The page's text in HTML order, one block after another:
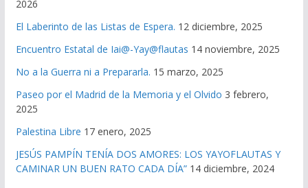
2026
El Laberinto de las Listas de Espera. 12 diciembre, 2025
Encuentro Estatal de Iai@-Yay@flautas 14 noviembre, 2025
No a la Guerra ni a Prepararla. 15 marzo, 2025
Paseo por el Madrid de la Memoria y el Olvido 3 febrero,
2025
Palestina Libre 17 enero, 2025
JESÚS PAMPÍN TENÍA DOS AMORES: LOS YAYOFLAUTAS Y
CAMINAR UN BUEN RATO CADA DÍA” 14 diciembre, 2024